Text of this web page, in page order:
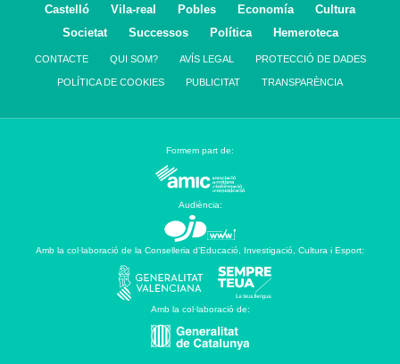
Castelló Vila-real Pobles Economía
Cultura
Societat
Successos Política Hemeroteca
CONTACTE QUI SOM? AVÍS LEGAL PROTECCIÓ DE DADES
POLÍTICA DE COOKIES PUBLICITAT TRANSPARÈNCIA
Formem part de:
Audiència:
Amb la col·laboració de la Conselleria d’Educació, Investigació, Cultura i Esport:
Amb la col·laboració de: